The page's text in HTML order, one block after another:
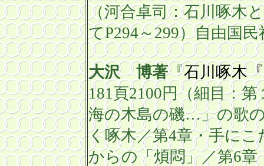
（河合卓司：石川啄木
てP294～299）自由国
大沢 博著『石川啄木
181頁2100円（細目：第
海の木島の磯…」の歌
く啄木／第4章・手にこ
からの「煩悶」／第6章